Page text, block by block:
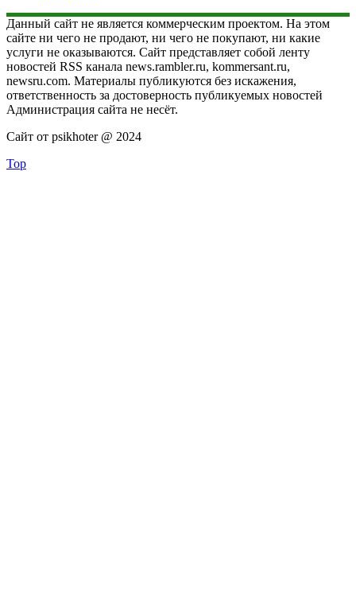
Данный сайт не является коммерческим проектом. На этом
сайте ни чего не продают, ни чего не покупают, ни какие
услуги не оказываются. Сайт представляет собой ленту
новостей RSS канала news.rambler.ru, kommersant.ru,
newsru.com. Материалы публикуются без искажения,
ответственность за достоверность публикуемых новостей
Администрация сайта не несёт.
Сайт от psikhoter @ 2024
Top